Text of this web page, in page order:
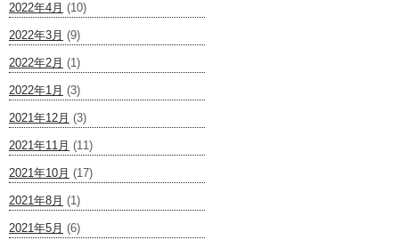
2022年4月 (10)
2022年3月 (9)
2022年2月 (1)
2022年1月 (3)
2021年12月 (3)
2021年11月 (11)
2021年10月 (17)
2021年8月 (1)
2021年5月 (6)